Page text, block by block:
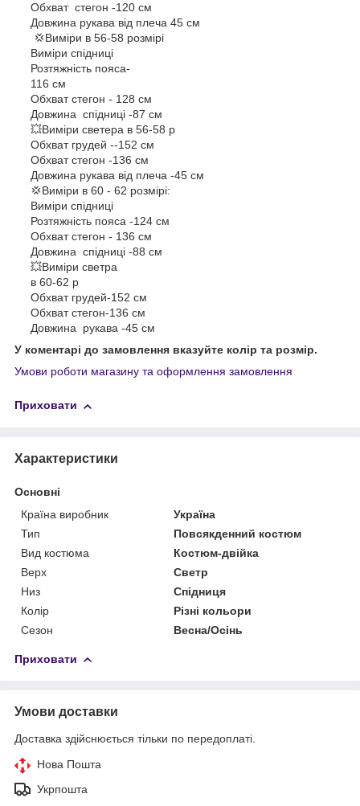
Обхват стегон -120 см
Довжина рукава від плеча 45 см
💢Виміри в 56-58 розмірі
Виміри спідниці
Розтяжність пояса-
116 см
Обхват стегон - 128 см
Довжина спідниці -87 см
💥Виміри светера в 56-58 р
Обхват грудей --152 см
Обхват стегон -136 см
Довжина рукава від плеча -45 см
💢Виміри в 60 - 62 розмірі:
Виміри спідниці
Розтяжність пояса -124 см
Обхват стегон - 136 см
Довжина спідниці -88 см
💥Виміри светра
в 60-62 р
Обхват грудей-152 см
Обхват стегон-136 см
Довжина рукава -45 см
У коментарі до замовлення вказуйте колір та розмір.
Умови роботи магазину та оформлення замовлення
Приховати
Характеристики
Основні
Країна виробник
Україна
Тип
Повсякденний костюм
Вид костюма
Костюм-двійка
Верх
Светр
Низ
Спідниця
Колір
Різні кольори
Сезон
Весна/Осінь
Приховати
Умови доставки
Доставка здійснюється тільки по передоплаті.
Нова Пошта
Укрпошта